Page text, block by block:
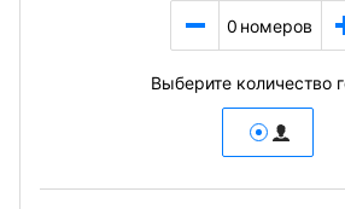
0 номеров
Выберите количество